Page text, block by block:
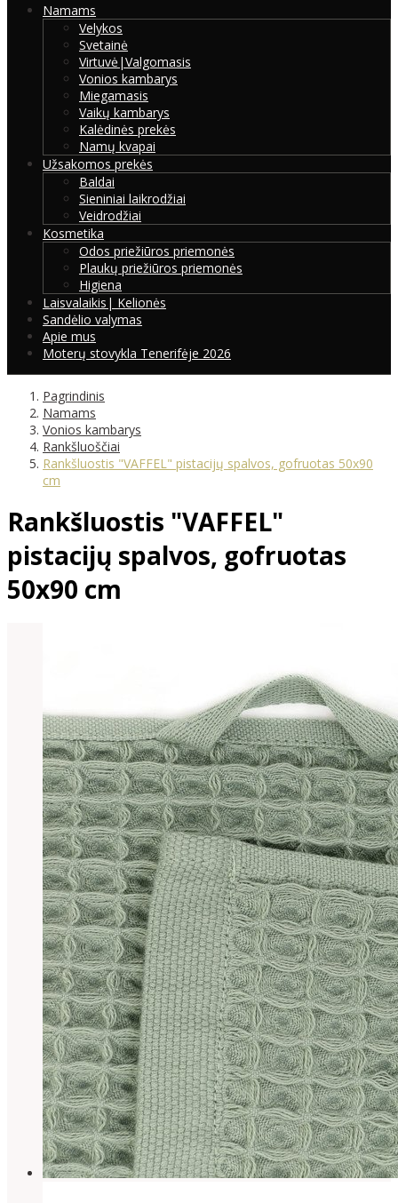
Namams
Velykos
Svetainė
Virtuvė|Valgomasis
Vonios kambarys
Miegamasis
Vaikų kambarys
Kalėdinės prekės
Namų kvapai
Užsakomos prekės
Baldai
Sieniniai laikrodžiai
Veidrodžiai
Kosmetika
Odos priežiūros priemonės
Plaukų priežiūros priemonės
Higiena
Laisvalaikis| Kelionės
Sandėlio valymas
Apie mus
Moterų stovykla Tenerifėje 2026
Pagrindinis
Namams
Vonios kambarys
Rankšluoščiai
Rankšluostis "VAFFEL" pistacijų spalvos, gofruotas 50x90
cm
Rankšluostis "VAFFEL"
pistacijų spalvos, gofruotas
50x90 cm